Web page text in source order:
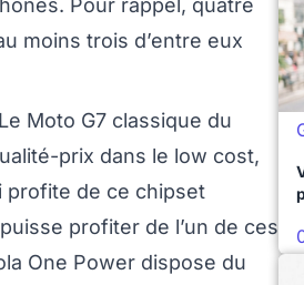
Pour rappel, quatre
moins trois d’entre eux
Moto G7 classique du
prix dans le low cost,
profite de ce chipset
profiter de l’un de ces
One Power dispose du